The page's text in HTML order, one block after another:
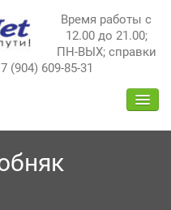
Время работы с
12.00 до 21.00;
ПН-ВЫХ; справки
(904) 609-85-31